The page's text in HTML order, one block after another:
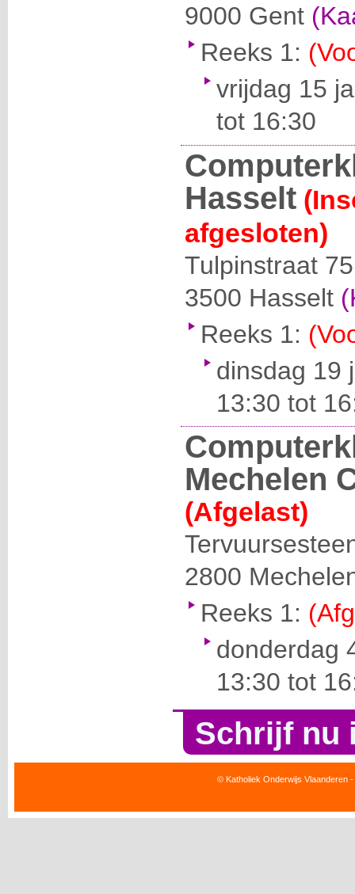
9000 Gent
Reeks 1:
vrijdag 15
tot 16:30
Hasselt
afgesloten)
Tulpinstraat 75
3500 Hasselt
Reeks 1:
dinsdag 19
13:30 tot
Mechelen
(Afgelast)
2800
Reeks 1:
donderdag
13:30 tot
Schrijf nu
© Katholiek Onderwijs Vlaanderen